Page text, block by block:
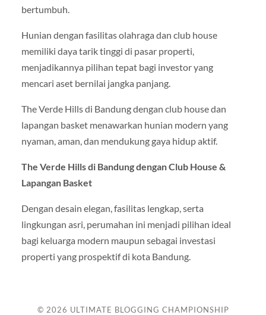
bertumbuh.
Hunian dengan fasilitas olahraga dan club house
memiliki daya tarik tinggi di pasar properti,
menjadikannya pilihan tepat bagi investor yang
mencari aset bernilai jangka panjang.
The Verde Hills di Bandung dengan club house dan
lapangan basket menawarkan hunian modern yang
nyaman, aman, dan mendukung gaya hidup aktif.
The Verde Hills di Bandung dengan Club House &
Lapangan Basket
Dengan desain elegan, fasilitas lengkap, serta
lingkungan asri, perumahan ini menjadi pilihan ideal
bagi keluarga modern maupun sebagai investasi
properti yang prospektif di kota Bandung.
© 2026 ULTIMATE BLOGGING CHAMPIONSHIP